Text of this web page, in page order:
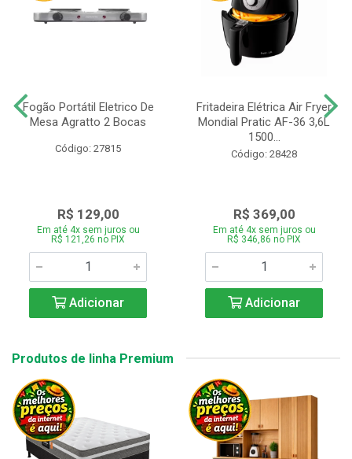
Fogão Portátil Eletrico De
Mesa Agratto 2 Bocas
Código: 27815
R$ 129,00
Em até 4x sem juros ou
R$ 121,26 no PIX
Adicionar
Fritadeira Elétrica Air Fryer
Mondial Pratic AF-36 3,6L
1500...
Código: 28428
R$ 369,00
Em até 4x sem juros ou
R$ 346,86 no PIX
Adicionar
Produtos de linha Premium